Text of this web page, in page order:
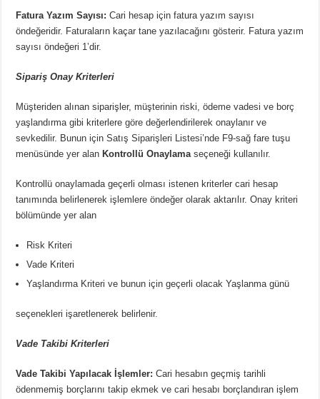
Fatura Yazım Sayısı: Cari hesap için fatura yazım sayısı
öndeğeridir. Faturaların kaçar tane yazılacağını gösterir. Fatura yazım
sayısı öndeğeri 1’dir.
Sipariş Onay Kriterleri
Müşteriden alınan siparişler, müşterinin riski, ödeme vadesi ve borç
yaşlandırma gibi kriterlere göre değerlendirilerek onaylanır ve
sevkedilir. Bunun için Satış Siparişleri Listesi’nde F9-sağ fare tuşu
menüsünde yer alan Kontrollü Onaylamaseçeneği kullanılır.
Kontrollü onaylamada geçerli olması istenen kriterler cari hesap
tanımında belirlenerek işlemlere öndeğer olarak aktarılır. Onay kriteri
bölümünde yer alan
Risk Kriteri
Vade Kriteri
Yaşlandırma Kriteri ve bunun için geçerli olacak Yaşlanma günü
seçenekleri işaretlenerek belirlenir.
Vade Takibi Kriterleri
Vade Takibi Yapılacak İşlemler: Cari hesabın geçmiş tarihli
ödenmemiş borçlarını takip ekmek ve cari hesabı borçlandıran işlem